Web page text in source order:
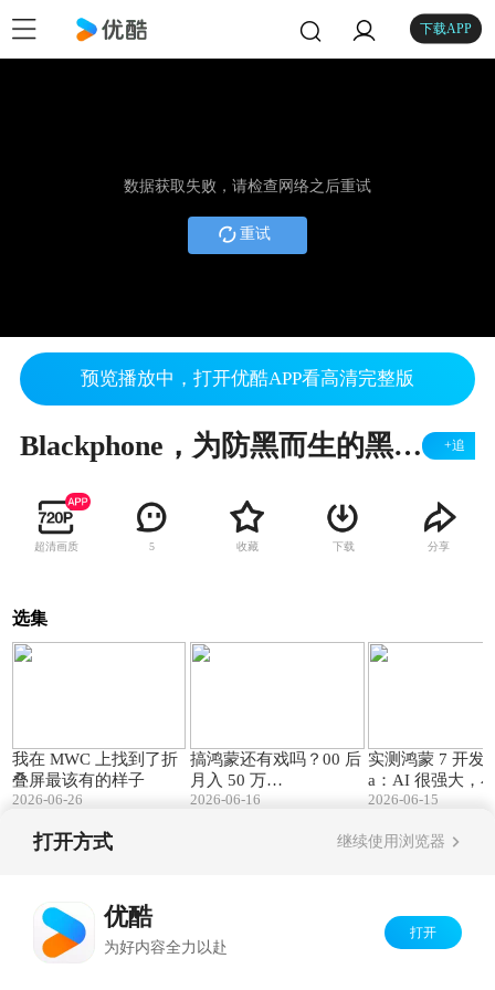
下载APP
数据获取失败，请检查网络之后重试
重试
预览播放中，打开优酷APP看高清完整版
Blackphone，为防黑而生的黑手机 +追
超清画质 5 收藏 下载 分享
选集
我在 MWC 上找到了折
叠屏最该有的样子
2026-06-26
搞鸿蒙还有戏吗？00 后
月入 50 万…
2026-06-16
实测鸿蒙 7 开发
a：AI 很强大，
能干
2026-06-15
打开方式 继续使用浏览器
优酷
为好内容全力以赴
打开